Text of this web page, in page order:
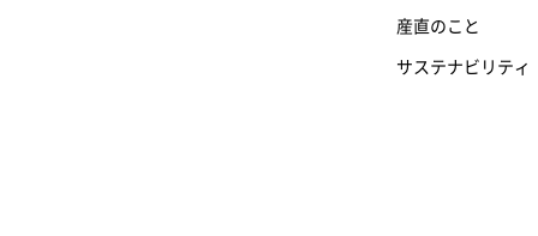
産直のこと
サステナビリティ